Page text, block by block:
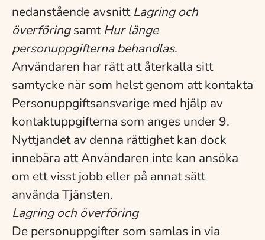
nedanstående avsnitt Lagring och
överföringsamt Hur länge
personuppgifterna behandlas.
Användaren har rätt att återkalla sitt
samtycke när som helst genom att kontakta
Personuppgiftsansvarige med hjälp av
kontaktuppgifterna som anges under 9.
Nyttjandet av denna rättighet kan dock
innebära att Användaren inte kan ansöka
om ett visst jobb eller på annat sätt
använda Tjänsten.
Lagring och överföring
De personuppgifter som samlas in via